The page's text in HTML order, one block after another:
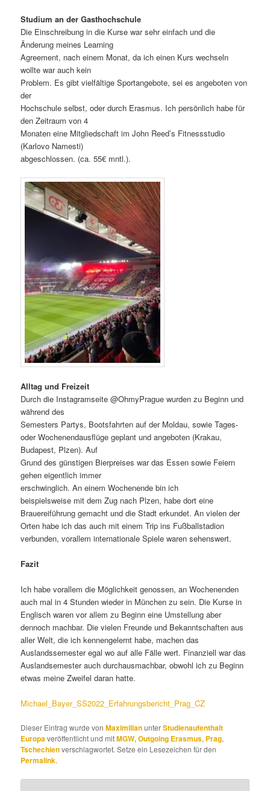
Studium an der Gasthochschule
Die Einschreibung in die Kurse war sehr einfach und die
Änderung meines Learning
Agreement, nach einem Monat, da ich einen Kurs wechseln
wollte war auch kein
Problem. Es gibt vielfältige Sportangebote, sei es angeboten von
der
Hochschule selbst, oder durch Erasmus. Ich persönlich habe für
den Zeitraum von 4
Monaten eine Mitgliedschaft im John Reed’s Fitnessstudio
(Karlovo Namesti)
abgeschlossen. (ca. 55€ mntl.).
Alltag und Freizeit
Durch die Instagramseite @OhmyPrague wurden zu Beginn und
während des
Semesters Partys, Bootsfahrten auf der Moldau, sowie Tages-
oder Wochenendausflüge geplant und angeboten (Krakau,
Budapest, Plzen). Auf
Grund des günstigen Bierpreises war das Essen sowie Feiern
gehen eigentlich immer
erschwinglich. An einem Wochenende bin ich
beispielsweise mit dem Zug nach Plzen, habe dort eine
Brauereiführung gemacht und die Stadt erkundet. An vielen der
Orten habe ich das auch mit einem Trip ins Fußballstadion
verbunden, vorallem internationale Spiele waren sehenswert.
Fazit
Ich habe vorallem die Möglichkeit genossen, an Wochenenden
auch mal in 4 Stunden wieder in München zu sein. Die Kurse in
Englisch waren vor allem zu Beginn eine Umstellung aber
dennoch machbar. Die vielen Freunde und Bekanntschaften aus
aller Welt, die ich kennengelernt habe, machen das
Auslandssemester egal wo auf alle Fälle wert. Finanziell war das
Auslandsemester auch durchausmachbar, obwohl ich zu Beginn
etwas meine Zweifel daran hatte.
Michael_Bayer_SS2022_Erfahrungsbericht_Prag_CZ
Dieser Eintrag wurde vonMaximilianunterStudienaufenthalt
Europaveröffentlicht und mitMGW,Outgoing Erasmus, Prag,
Tschechienverschlagwortet. Setze ein Lesezeichen für den
Permalink.